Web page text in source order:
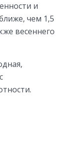
и
чем 1,5
весеннего